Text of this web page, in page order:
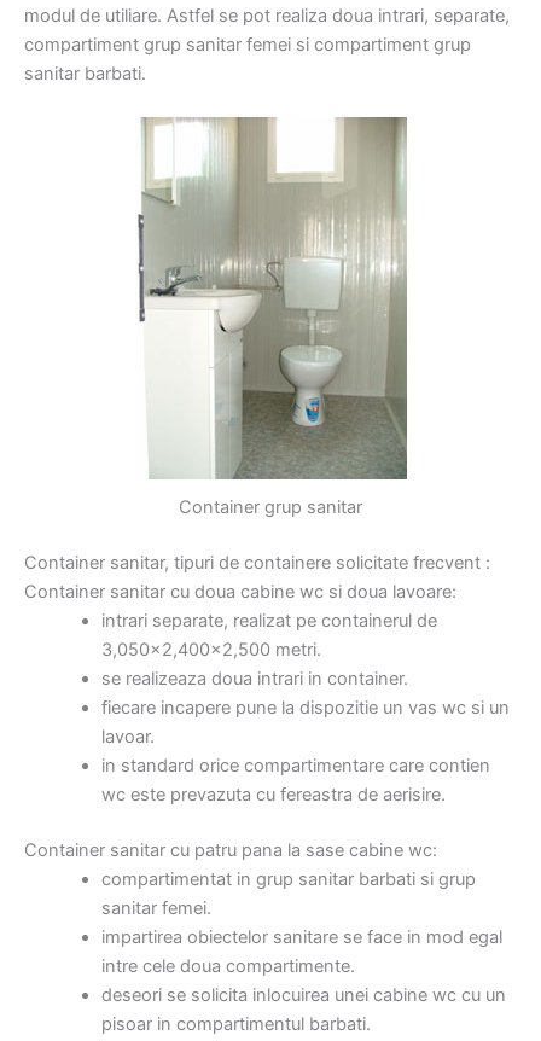
modul de utiliare. Astfel se pot realiza doua intrari, separate,
compartiment grup sanitar femei si compartiment grup
sanitar barbati.
Container grup sanitar
Container sanitar, tipuri de containere solicitate frecvent :
Container sanitar cu doua cabine wc si doua lavoare:
intrari separate, realizat pe containerul de
3,050×2,400×2,500 metri.
se realizeaza doua intrari in container.
fiecare incapere pune la dispozitie un vas wc si un
lavoar.
in standard orice compartimentare care contien
wc este prevazuta cu fereastra de aerisire.
Container sanitar cu patru pana la sase cabine wc:
compartimentat in grup sanitar barbati si grup
sanitar femei.
impartirea obiectelor sanitare se face in mod egal
intre cele doua compartimente.
deseori se solicita inlocuirea unei cabine wc cu un
pisoar in compartimentul barbati.